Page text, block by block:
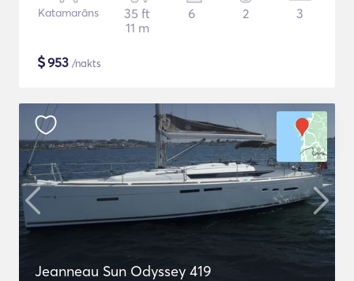
Katamarāns
35 ft
11 m
6 2 3
$953 /nakts
Jeanneau Sun Odyssey 419